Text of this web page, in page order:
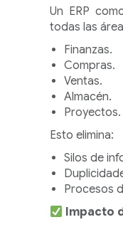
Un ERP
todas las
Finanzas.
Compras.
Ventas.
Almacén.
Proyectos.
Esto elimina:
Silos de
Procesos
Impacto